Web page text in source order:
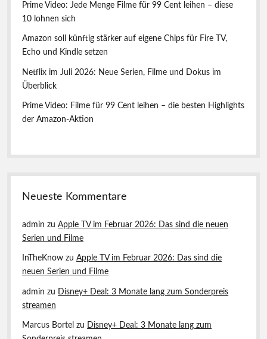
Prime Video: Jede Menge Filme für 99 Cent leihen – diese
10 lohnen sich
Amazon soll künftig stärker auf eigene Chips für Fire TV,
Echo und Kindle setzen
Netflix im Juli 2026: Neue Serien, Filme und Dokus im
Überblick
Prime Video: Filme für 99 Cent leihen – die besten Highlights
der Amazon-Aktion
Neueste Kommentare
admin zuApple TV im Februar 2026: Das sind die neuen
Serien und Filme
InTheKnow zuApple TV im Februar 2026: Das sind die
neuen Serien und Filme
admin zu Disney+ Deal: 3 Monate lang zum Sonderpreis
streamen
Marcus Bortel zu Disney+ Deal: 3 Monate lang zum